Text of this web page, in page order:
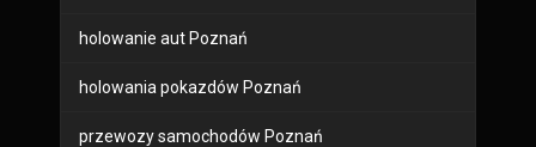
holowanie aut Poznań
holowania pokazdów Poznań
przewozy samochodów Poznań